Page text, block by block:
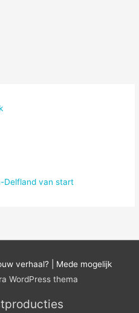
Delfland van start
verhaal? | Mede mogelijk
WordPress thema